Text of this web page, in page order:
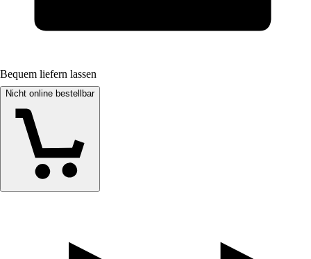
Bequem liefern lassen
Nicht online bestellbar